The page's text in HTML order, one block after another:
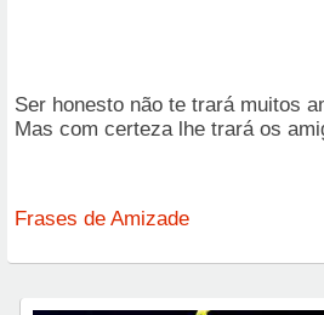
Ser honesto não te trará muitos
Mas com certeza lhe trará os
Frases de Amizade